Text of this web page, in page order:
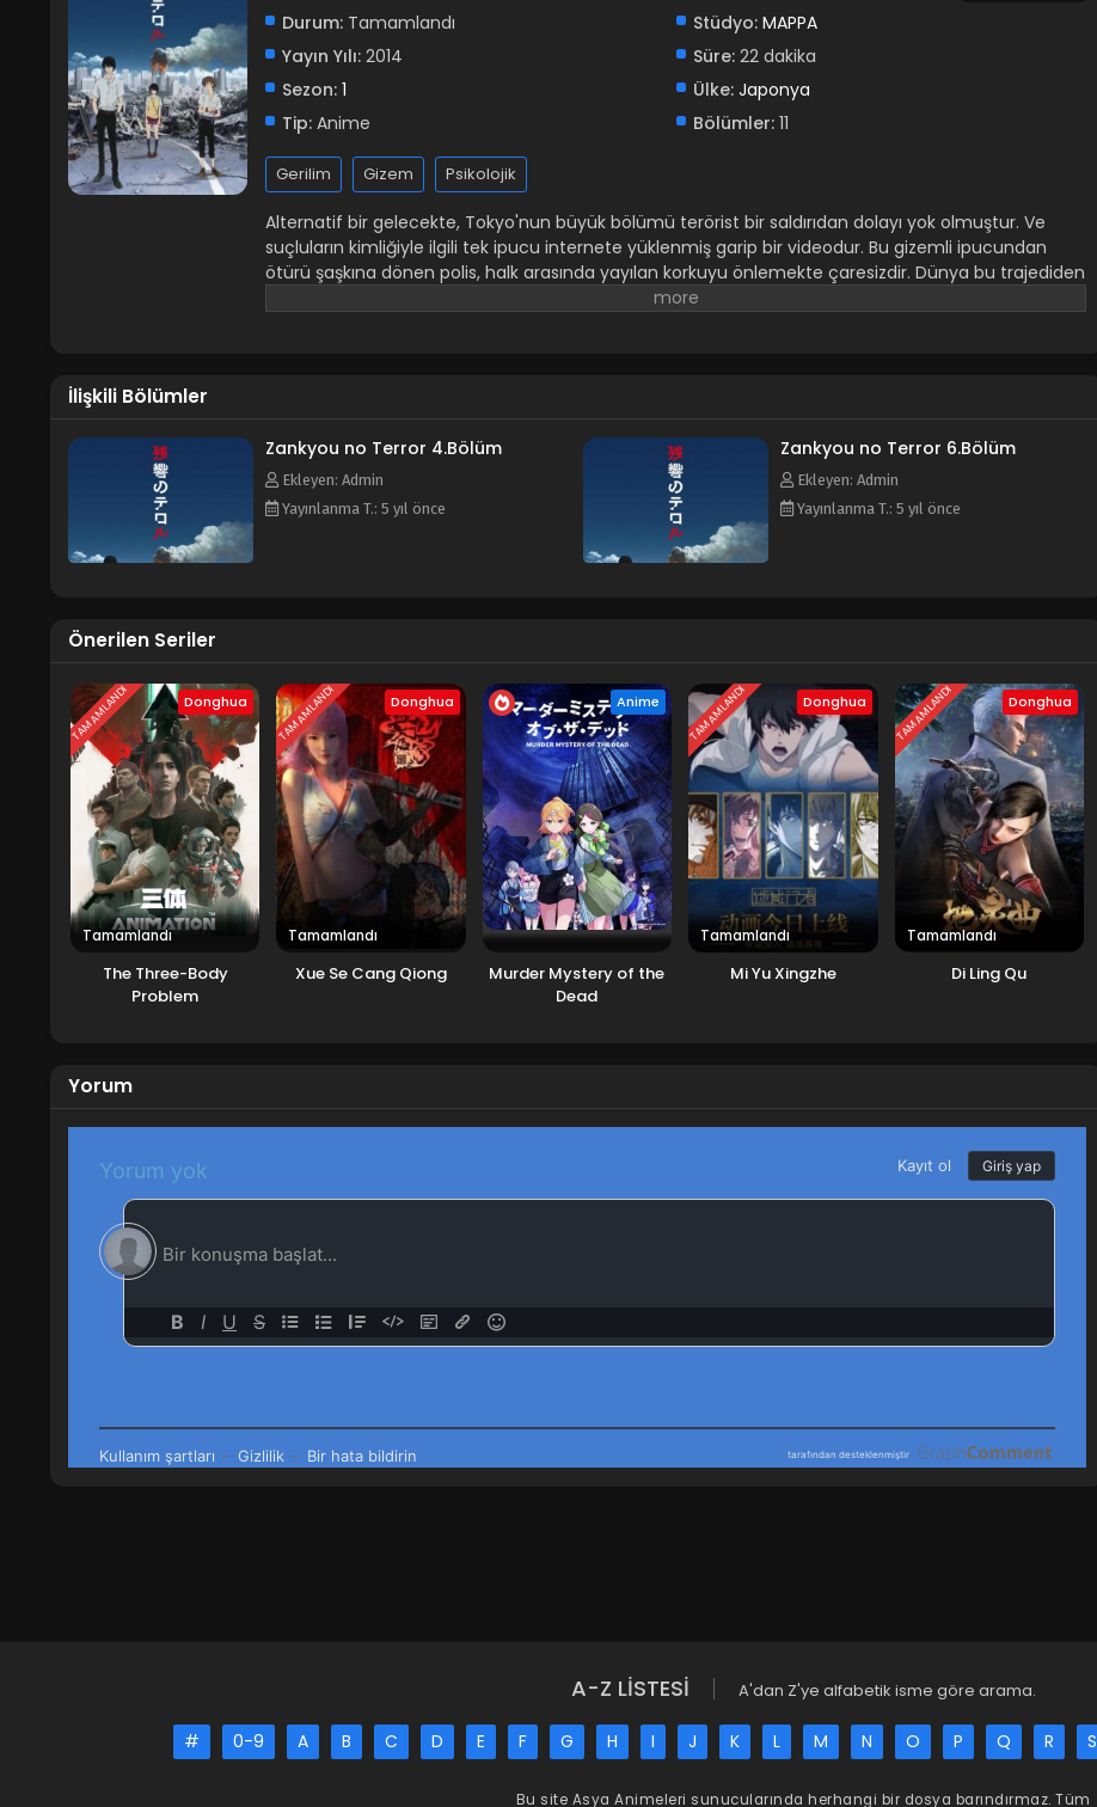
Durum: Tamamlandı Stüdyo: MAPPA
Yayın Yılı: 2014 Süre:22 dakika
Sezon: 1 Ülke: Japonya
Tip: Anime Bölümler:11
Gerilim Gizem Psikolojik
Alternatif bir gelecekte, Tokyo'nun büyük bölümü terörist bir saldırıdan dolayı yok olmuştur. Ve
suçluların kimliğiyle ilgili tek ipucu internete yüklenmiş garip bir videodur. Bu gizemli ipucundan
ötürü şaşkına dönen polis, halk arasında yayılan korkuyu önlemekte çaresizdir. Dünya bu trajediden
sorumlu tutacağı bir suç dehasını ararken, iki gizemli genç -aslında var olmaması gereken- ustaca
İlişkili Bölümler
Zankyou no Terror 4.Bölüm
Ekleyen: Admin
Yayınlanma T.: 5 yıl önce
Zankyou no Terror 6.Bölüm
Ekleyen: Admin
Yayınlanma T.: 5 yıl önce
Önerilen Seriler
TAMAMLANDI Donghua
Tamamlandı
The Three-Body
Problem
TAMAMLANDI Donghua
Tamamlandı
Xue Se Cang Qiong
Anime
Murder Mystery of the
Dead
TAMAMLANDI Donghua
Tamamlandı
Mi Yu Xingzhe
TAMAMLANDI Donghua
Tamamlandı
Di Ling Qu
Yorum
A-Z LİSTESİ A'dan Z'ye alfabetik isme göre arama.
# 0-9 A B C D E F G H I J K L M N O P Q R S
Bu site Asya Animeleri sunucularında herhangi bir dosya barındırmaz. Tüm